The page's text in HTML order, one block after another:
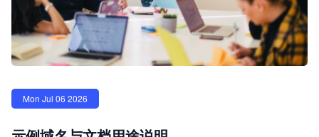
Mon Jul 06 2026